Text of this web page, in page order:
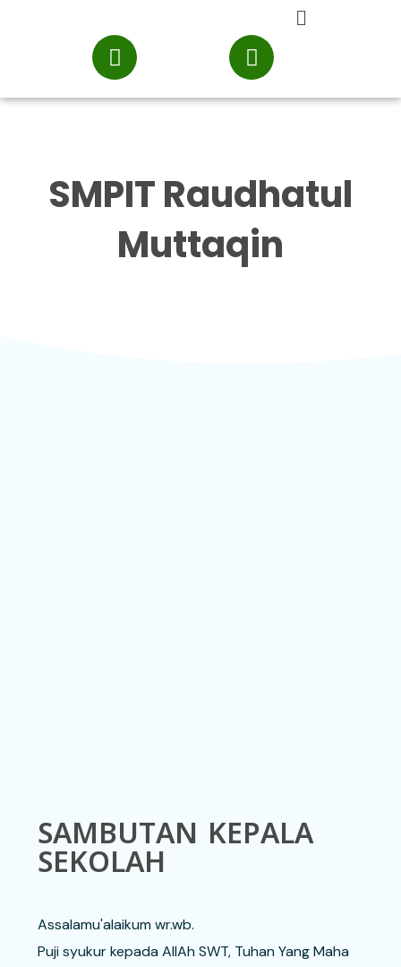
SMPIT Raudhatul
Muttaqin
SAMBUTAN KEPALA
SEKOLAH
Assalamu'alaikum wr.wb.
Puji syukur kepada AllAh SWT, Tuhan Yang Maha